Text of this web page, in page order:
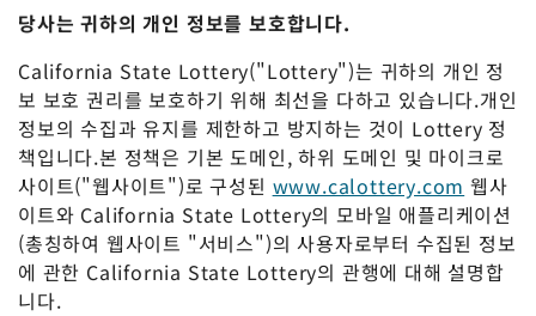
당사는 귀하의 개인 정보를 보호합니다.
California State Lottery("Lottery")는 귀하의 개인 정
보 보호 권리를 보호하기 위해 최선을 다하고 있습니다.개인
정보의 수집과 유지를 제한하고 방지하는 것이 Lottery 정
책입니다.본 정책은 기본 도메인, 하위 도메인 및 마이크로
사이트("웹사이트")로 구성된 www.calottery.com 웹사
이트와 California State Lottery의 모바일 애플리케이션
(총칭하여 웹사이트 "서비스")의 사용자로부터 수집된 정보
에 관한 California State Lottery의 관행에 대해 설명합
니다.